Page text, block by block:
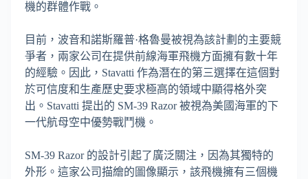
機的群體作戰。
目前，波音和諾斯羅普·格魯曼被視為該計劃的主要競
爭者，兩家公司在提供前線海軍飛機方面擁有數十年
的經驗。因此，Stavatti 作為潛在的第三選擇在這個對
於可信度和生產歷史要求極高的領域中顯得格外突
出。Stavatti 提出的 SM-39 Razor 被視為美國海軍的下
一代航母空中優勢戰鬥機。
SM-39 Razor 的設計引起了廣泛關注，因為其獨特的
外形。這家公司描繪的圖像顯示，該飛機擁有三個機